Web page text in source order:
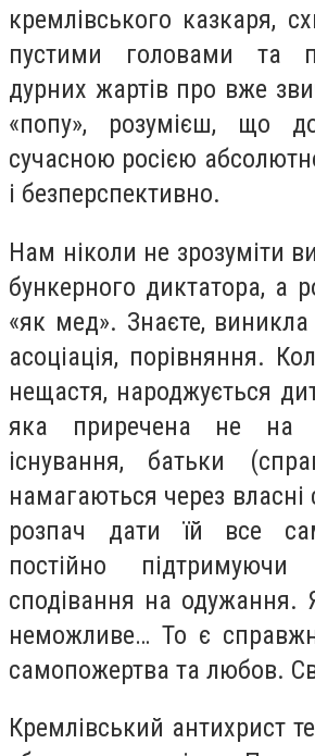
кремлівського казкаря,
пустими головами та
дурних жартів про вже
«попу», розумієш, що
сучасною росією
і безперспективно.
Нам ніколи не зрозуміти
бункерного диктатора, а
«як мед». Знаєте,
асоціація, порівняння.
нещастя, народжується
яка приречена не
існування, батьки
намагаються через власні
розпач дати їй все
постійно
сподівання на одужання.
неможливе… То є
самопожертва та любов.
Кремлівський антихрист